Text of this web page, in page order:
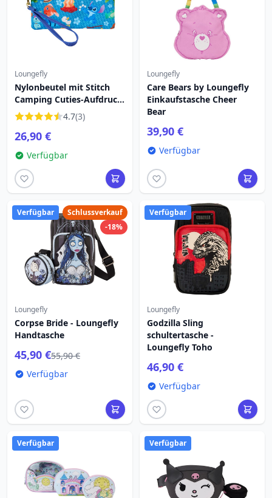
Loungefly
Nylonbeutel mit Stitch
Camping Cuties-Aufdruck
- DISNEY LOUNGEFLY
4.7(3)
26,90 €
Verfügbar
Loungefly
Care Bears by Loungefly
Einkaufstasche Cheer
Bear
39,90 €
Verfügbar
Schlussverkauf
-18%
Verfügbar
Loungefly
Corpse Bride - Loungefly
Handtasche
45,90 €55,90 €
Verfügbar
Verfügbar
Loungefly
Godzilla Sling
schultertasche -
Loungefly Toho
46,90 €
Verfügbar
Verfügbar Verfügbar